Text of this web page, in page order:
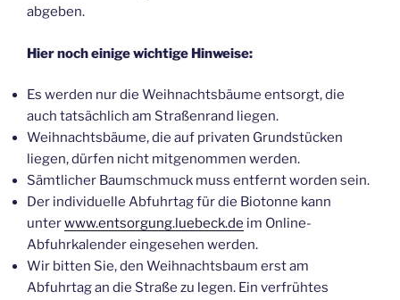
abgeben.
Hier noch einige wichtige Hinweise:
Es werden nur die Weihnachtsbäume entsorgt, die
auch tatsächlich am Straßenrand liegen.
Weihnachtsbäume, die auf privaten Grundstücken
liegen, dürfen nicht mitgenommen werden.
Sämtlicher Baumschmuck muss entfernt worden sein.
Der individuelle Abfuhrtag für die Biotonne kann
unterwww.entsorgung.luebeck.de im Online-
Abfuhrkalender eingesehen werden.
Wir bitten Sie, den Weihnachtsbaum erst am
Abfuhrtag an die Straße zu legen. Ein verfrühtes